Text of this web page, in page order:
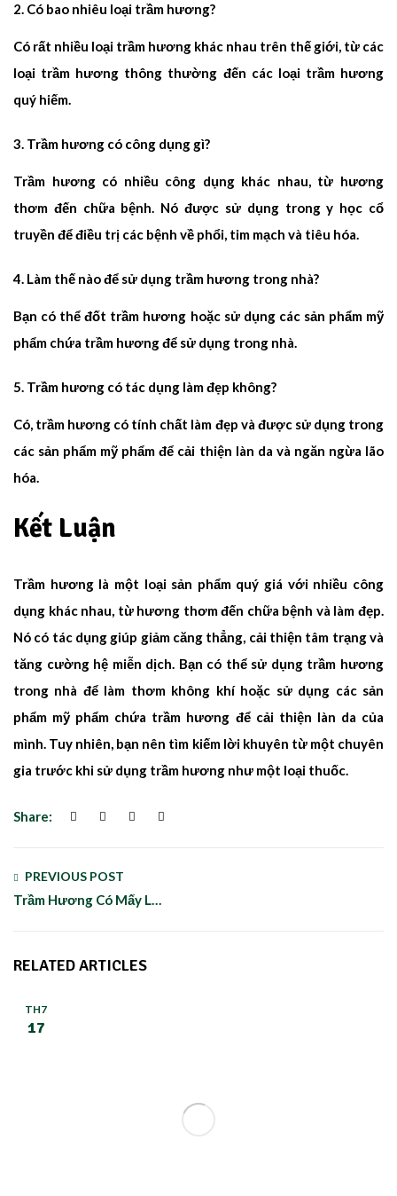
Có bao nhiêu loại trầm hương?
Có rất nhiều loại trầm hương khác nhau trên thế giới, từ các
loại trầm hương thông thường đến các loại trầm hương
quý hiếm.
Trầm hương có công dụng gì?
Trầm hương có nhiều công dụng khác nhau, từ hương
thơm đến chữa bệnh. Nó được sử dụng trong y học cổ
truyền để điều trị các bệnh về phổi, tim mạch và tiêu hóa.
Làm thế nào để sử dụng trầm hương trong nhà?
Bạn có thể đốt trầm hương hoặc sử dụng các sản phẩm mỹ
phẩm chứa trầm hương để sử dụng trong nhà.
Trầm hương có tác dụng làm đẹp không?
Có, trầm hương có tính chất làm đẹp và được sử dụng trong
các sản phẩm mỹ phẩm để cải thiện làn da và ngăn ngừa lão
hóa.
Kết Luận
Trầm hươnglà một loại sản phẩm quý giá với nhiều công
dụng khác nhau, từ hương thơm đến chữa bệnh và làm đẹp.
Nó có tác dụng giúp giảm căng thẳng, cải thiện tâm trạng và
tăng cường hệ miễn dịch. Bạn có thể sử dụng trầm hương
trong nhà để làm thơm không khí hoặc sử dụng các sản
phẩm mỹ phẩm chứa trầm hương để cải thiện làn da của
mình. Tuy nhiên, bạn nên tìm kiếm lời khuyên từ một chuyên
gia trước khi sử dụng trầm hương như một loại thuốc.
Share:
PREVIOUS POST
Trầm Hương Có Mấy Loại – Tiết lộ bí mật Trầm Hương thật giả?
RELATED ARTICLES
TH7
17